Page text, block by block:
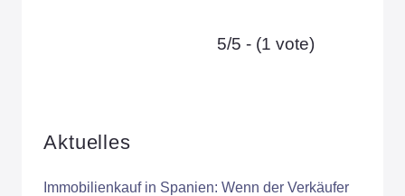
5/5 - (1 vote)
Aktuelles
Immobilienkauf in Spanien: Wenn der Verkäufer